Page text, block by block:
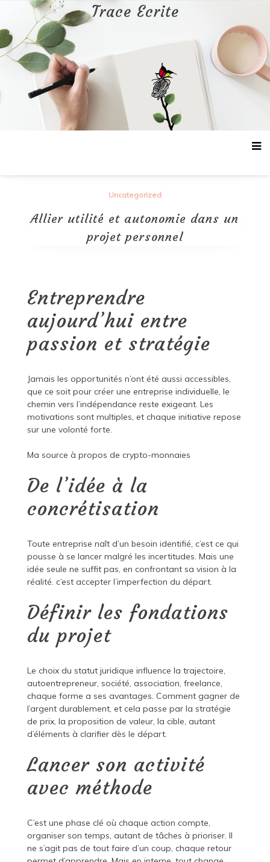
contenu
Trace Ecrite
Uncategorized
Allier utilité et autonomie dans un
projet personnel
Entreprendre
aujourd’hui entre
passion et stratégie
Jamais les opportunités n’ont été aussi accessibles,
que ce soit pour créer une entreprise individuelle, le
chemin vers l’indépendance reste exigeant. Les
motivations sont multiples, et chaque initiative repose
sur une volonté forte.
Ma source à propos de crypto-monnaies
De l’idée à la
concrétisation
Toute entreprise naît d’un besoin identifié, c’est ce qui
pousse à se lancer malgré les incertitudes. Mais une
idée seule ne suffit pas, en confrontant sa vision à la
réalité. c’est accepter l’imperfection du départ.
Définir les fondations
du projet
Le choix du statut juridique influence la trajectoire,
autoentrepreneur, société, association, freelance,
chaque forme a ses avantages. Comment gagner de
l’argent durablement, et cela passe par la stratégie
de prix, la proposition de valeur, la cible, autant
d’éléments à clarifier dès le départ.
Lancer son activité
avec méthode
C’est une phase clé où chaque action compte,
organiser son temps, autant de tâches à prioriser. Il
ne s’agit pas de tout faire d’un coup, chaque retour